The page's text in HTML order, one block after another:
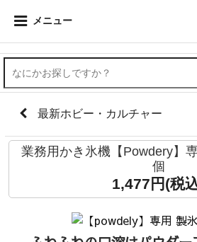
メニュー
最新ホビー・カルチャー
業務用かき氷機【Powdery】
個
1,477円(税